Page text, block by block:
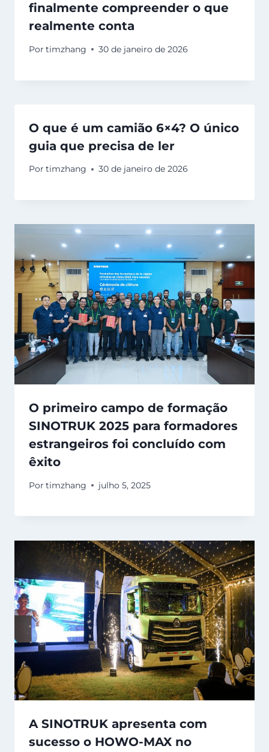
finalmente compreender o que
realmente conta
Por timzhang 30 de janeiro de 2026
O que é um camião 6×4? O único
guia que precisa de ler
Por timzhang 30 de janeiro de 2026
O primeiro campo de formação
SINOTRUK 2025 para formadores
estrangeiros foi concluído com
êxito
Por timzhang julho 5, 2025
A SINOTRUK apresenta com
sucesso o HOWO-MAX no